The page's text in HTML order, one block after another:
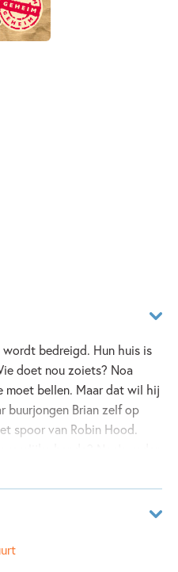
wordt bedreigd. Hun huis is
doet nou zoiets? Noa
bellen. Maar dat wil hij
buurjongen Brian zelf op
spoor van Robin Hood.
vertellen. Waarom
de winnaar van de